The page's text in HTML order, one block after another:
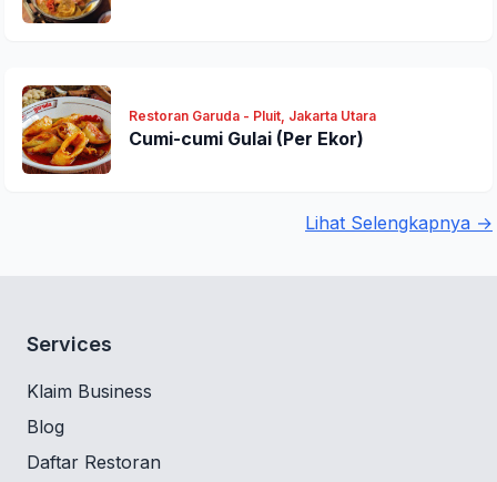
Restoran Garuda - Pluit, Jakarta Utara
Cumi-cumi Gulai (Per Ekor)
Lihat Selengkapnya →
Services
Klaim Business
Blog
Daftar Restoran